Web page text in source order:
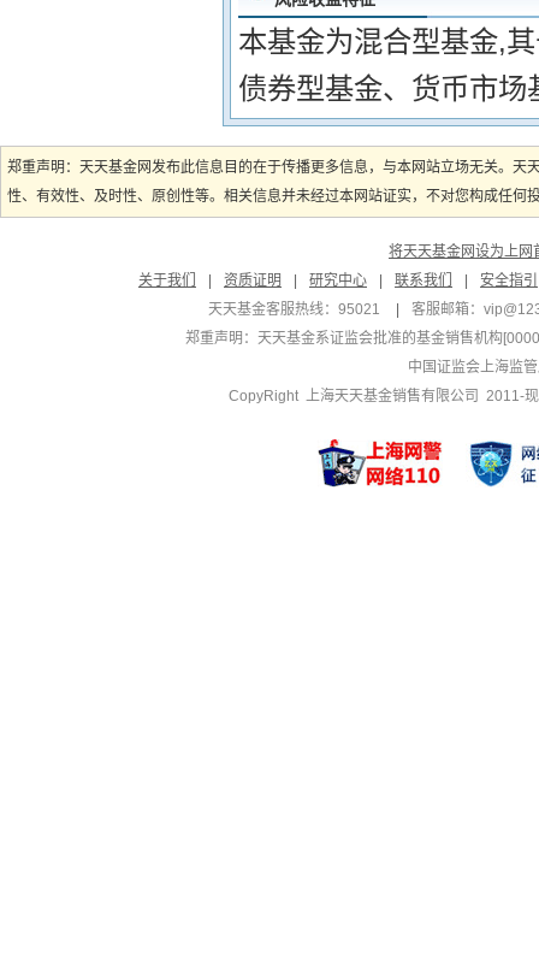
本基金为混合型基金,
债券型基金、货币市场
郑重声明：天天基金网发布此信息目的在于传播更多信息，与本网站立场无关。
性、有效性、及时性、原创性等。相关信息并未经过本网站证实，不对您构成任
将天天基金网设为上网
关于我们
资质证明 研究中心 联系我们
安全指引
天天基金客服热线：95021
客服邮箱：
郑重声明： 天天基金系证监会批准的基金销售机构
中国证监会上海监
CopyRight 上海天天基金销售有限公司 2011-